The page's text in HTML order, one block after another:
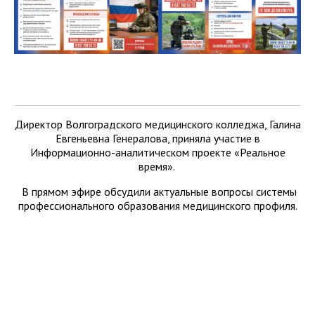
Директор Волгоградского медицинского колледжа, Галина
Евгеньевна Генералова, приняла участие в
Информационно-аналитическом проекте «Реальное
время».
В прямом эфире обсудили актуальные вопросы системы
профессионального образования медицинского профиля.